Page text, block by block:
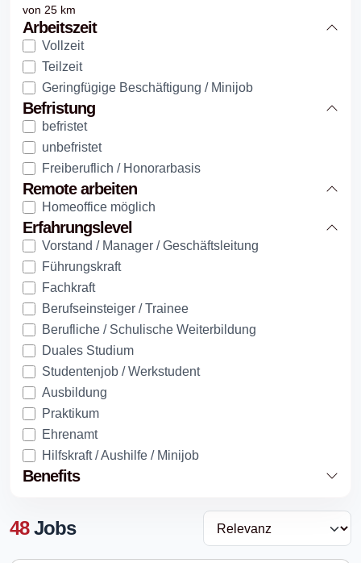
von 25 km
Arbeitszeit
Vollzeit
Teilzeit
Geringfügige Beschäftigung / Minijob
Befristung
befristet
unbefristet
Freiberuflich / Honorarbasis
Remote arbeiten
Homeoffice möglich
Erfahrungslevel
Vorstand / Manager / Geschäftsleitung
Führungskraft
Fachkraft
Berufseinsteiger / Trainee
Berufliche / Schulische Weiterbildung
Duales Studium
Studentenjob / Werkstudent
Ausbildung
Praktikum
Ehrenamt
Hilfskraft / Aushilfe / Minijob
Benefits
48Jobs